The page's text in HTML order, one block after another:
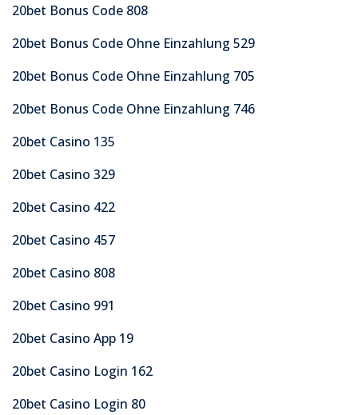
20bet Bonus Code 808
20bet Bonus Code Ohne Einzahlung 529
20bet Bonus Code Ohne Einzahlung 705
20bet Bonus Code Ohne Einzahlung 746
20bet Casino 135
20bet Casino 329
20bet Casino 422
20bet Casino 457
20bet Casino 808
20bet Casino 991
20bet Casino App 19
20bet Casino Login 162
20bet Casino Login 80